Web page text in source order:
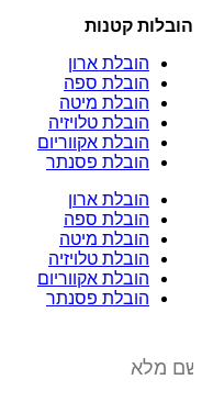
הובלות קטנות
הובלת ארון
הובלת ספה
הובלת מיטה
הובלת טלויזיה
הובלת אקווריום
הובלת פסנתר
הובלת ארון
הובלת ספה
הובלת מיטה
הובלת טלויזיה
הובלת אקווריום
הובלת פסנתר